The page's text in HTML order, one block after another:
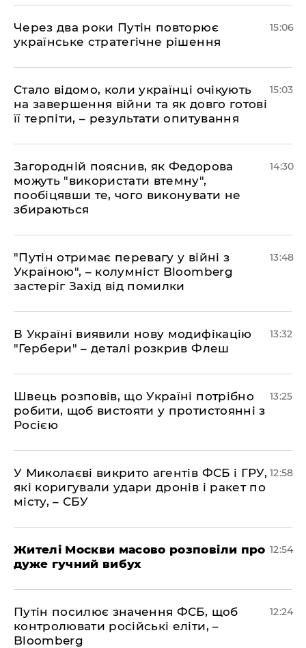
Через два роки Путін повторює
українське стратегічне рішення
15:06
Стало відомо, коли українці очікують
на завершення війни та як довго готові
її терпіти, – результати опитування
15:03
Загородній пояснив, як Федорова
можуть "використати втемну",
пообіцявши те, чого виконувати не
збираються
14:30
"Путін отримає перевагу у війні з
Україною", – колумніст Bloomberg
застеріг Захід від помилки
13:48
В Україні виявили нову модифікацію
"Гербери" – деталі розкрив Флеш
13:32
Швець розповів, що Україні потрібно
робити, щоб вистояти у протистоянні з
Росією
13:25
У Миколаєві викрито агентів ФСБ і ГРУ,
які коригували удари дронів і ракет по
місту, – СБУ
12:58
Жителі Москви масово розповіли про
дуже гучний вибух
12:54
Путін посилює значення ФСБ, щоб
контролювати російські еліти, –
Bloomberg
12:24